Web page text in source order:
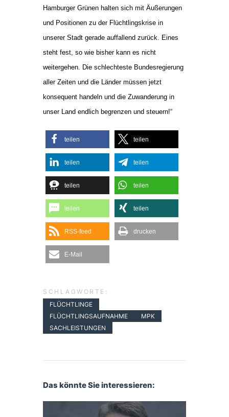
Hamburger Grünen halten sich mit Äußerungen
und Positionen zu der Flüchtlingskrise in
unserer Stadt gerade auffallend zurück. Eines
steht fest, so wie bisher kann es nicht
weitergehen. Die schlechteste Bundesregierung
aller Zeiten und die Länder müssen jetzt
konsequent handeln und die Zuwanderung in
unser Land endlich begrenzen und steuern!“
teilen teilen
teilen teilen
teilen teilen
teilen teilen
RSS-feed drucken
E-Mail
SCHLAGWORTE:
FLÜCHTLINGE
FLÜCHTLINGSAUFNAHME
MPK
SACHLEISTUNGEN
Das könnte Sie interessieren: